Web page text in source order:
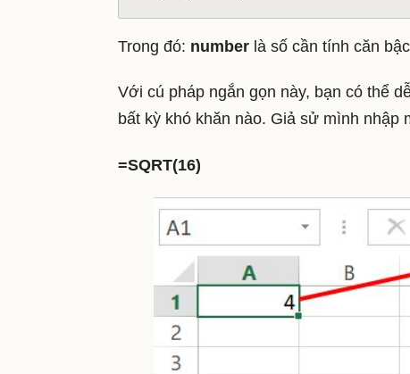
Trong đó: number là số cần tính căn
Với cú pháp ngắn gọn này, bạn có thể
bất kỳ khó khăn nào. Giả sử mình nhập
=SQRT(16)